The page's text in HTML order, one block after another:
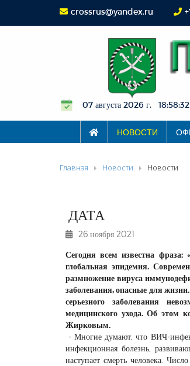
crossrus@yandex.ru
07 августа 2026 г. 18:58:32
НОВОСТИ
Главная Новости Новости
ДАТА
26 ноября 2021
Сегодня всем известна
глобальная эпидемия.
размножение вируса
заболевания, опасные для
серьезного заболевания
медицинского ухода. Об этом
Жирковым.
- Многие думают, что ВИЧ-
инфекционная болезнь,
наступает смерть человека.